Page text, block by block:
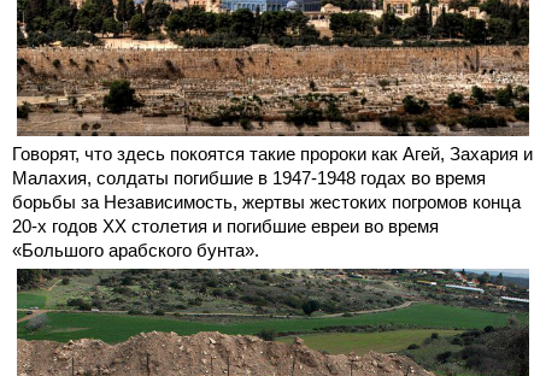
Говорят, что здесь покоятся такие пророки как Агей, Захария и
Малахия, солдаты погибшие в 1947-1948 годах во время
борьбы за Независимость, жертвы жестоких погромов конца
20-х годов ХХ столетия и погибшие евреи во время
«Большого арабского бунта».